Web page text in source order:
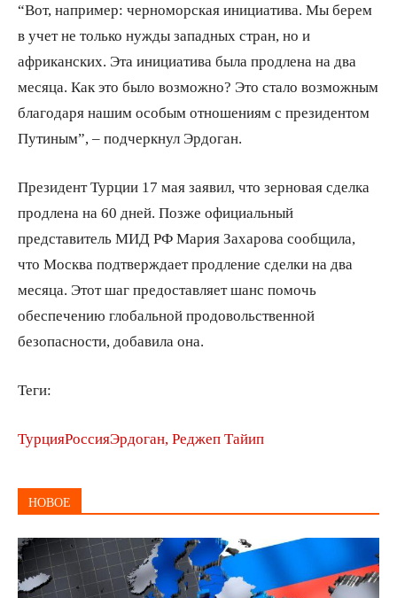
“Вот, например: черноморская инициатива. Мы берем
в учет не только нужды западных стран, но и
африканских. Эта инициатива была продлена на два
месяца. Как это было возможно? Это стало возможным
благодаря нашим особым отношениям с президентом
Путиным”, – подчеркнул Эрдоган.
Президент Турции 17 мая заявил, что зерновая сделка
продлена на 60 дней. Позже официальный
представитель МИД РФ Мария Захарова сообщила,
что Москва подтверждает продление сделки на два
месяца. Этот шаг предоставляет шанс помочь
обеспечению глобальной продовольственной
безопасности, добавила она.
Теги:
ТурцияРоссияЭрдоган, Реджеп Тайип
НОВОЕ